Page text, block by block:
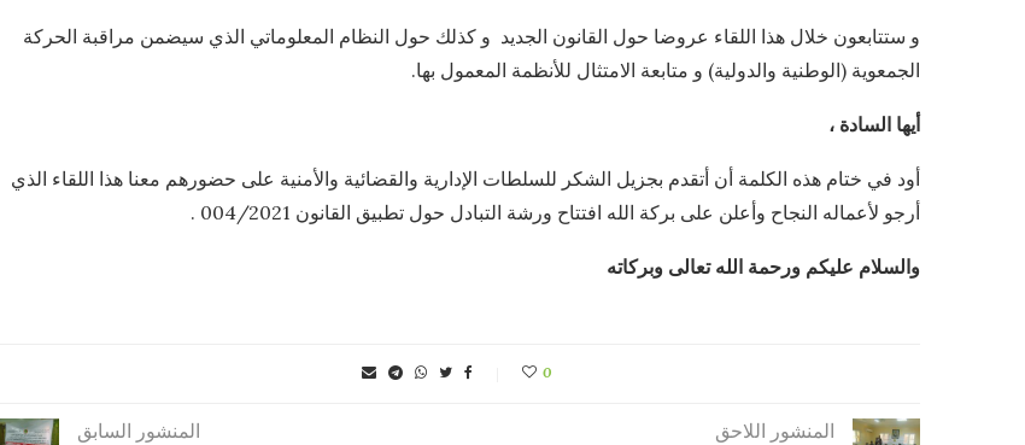
و ستتابعون خلال هذا اللقاء عروضا حول القانون الجديد و كذلك حول النظام المعلوماتي الذي سيضمن مراقبة الحركة
الجمعوية (الوطنية والدولية) و متابعة الامتثال للأنظمة المعمول بها.
أيها السادة ،
أود في ختام هذه الكلمة أن أتقدم بجزيل الشكر للسلطات الإدارية والقضائية والأمنية على حضورهم معنا هذا اللقاء الذي
أرجو لأعماله النجاح وأعلن على بركة الله افتتاح ورشة التبادل حول تطبيق القانون 004/2021 .
والسلام عليكم ورحمة الله تعالى وبركاته
0
المنشور السابق المنشور اللاحق